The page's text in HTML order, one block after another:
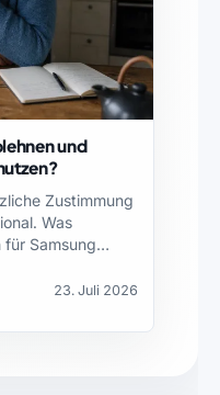
und
Zustimmung
Was
Samsung
23. Juli 2026